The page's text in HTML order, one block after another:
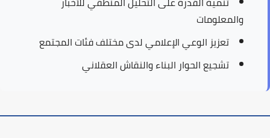
والمعلومات
تعزيز الوعي الإعلاميلدى مختلف فئات المجتمع
تشجيعالحوار البناءوالنقاش العقلاني